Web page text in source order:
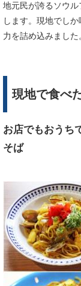
地元民が誇るソウ
します。現地でし
力を詰め込みました
現地で食べ
お店でもおうち
そば